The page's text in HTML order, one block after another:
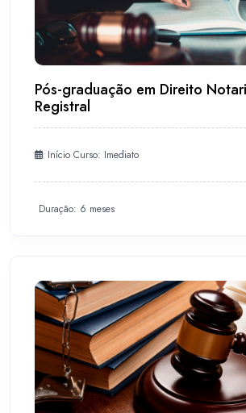
Pós-graduação em Direito
Registral
Início Curso: Imediato
Duração: 6 meses